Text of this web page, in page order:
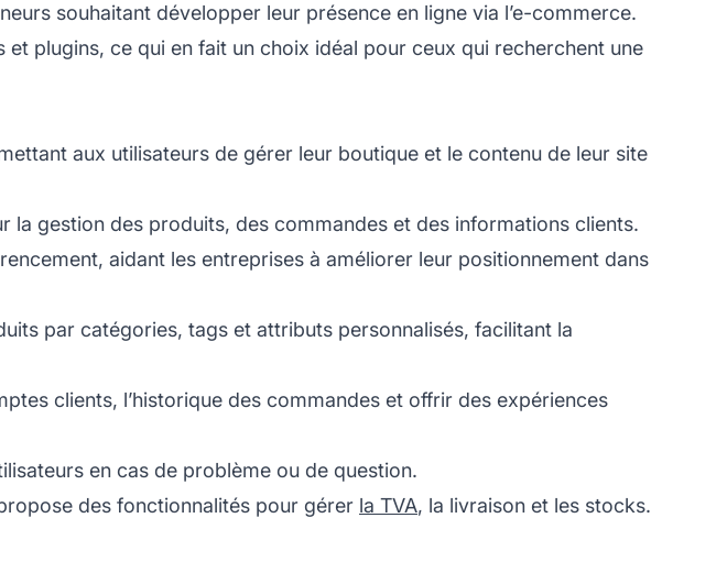
souhaitant développer leur présence en ligne via l’e-commerce.
et plugins, ce qui en fait un choix idéal pour ceux qui recherchent une
aux utilisateurs de gérer leur boutique et le contenu de leur site
la gestion des produits, des commandes et des informations clients.
aidant les entreprises à améliorer leur positionnement dans
par catégories, tags et attributs personnalisés, facilitant la
clients, l’historique des commandes et offrir des expériences
en cas de problème ou de question.
des fonctionnalités pour gérer la TVA, la livraison et les stocks.